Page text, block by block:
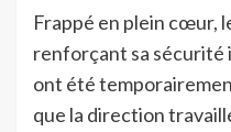
Frappé en plein cœur,
renforçant sa sécurité
ont été
que la direction